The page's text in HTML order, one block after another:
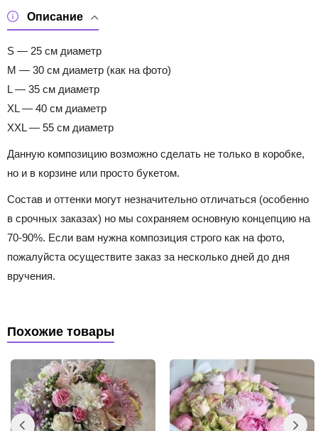
Описание
S — 25 см диаметр
M — 30 см диаметр (как на фото)
L — 35 см диаметр
XL — 40 см диаметр
XXL — 55 см диаметр
Данную композицию возможно сделать не только в коробке,
но и в корзине или просто букетом.
Состав и оттенки могут незначительно отличаться (особенно
в срочных заказах) но мы сохраняем основную концепцию на
70-90%. Если вам нужна композиция строго как на фото,
пожалуйста осуществите заказ за несколько дней до дня
вручения.
Похожие товары